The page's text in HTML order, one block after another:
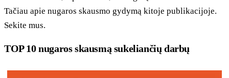
Tačiau apie nugaros skausmo gydymą kitoje publikacijoje.
Sekite mus.
TOP 10 nugaros skausmą sukeliančių darbų